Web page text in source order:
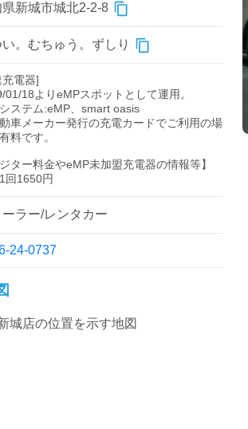
新城市城北2-2-8
い。むちゅう。ずしり
充電器]
01/18よりeMPスポットとして運用。
ステム:eMP、smart oasis
車メーカー発行の充電カードでご利用の場
料です。
ジター料金やeMP未加盟充電器の情報等】
回1650円
ーラー/レンタカー
24-0737